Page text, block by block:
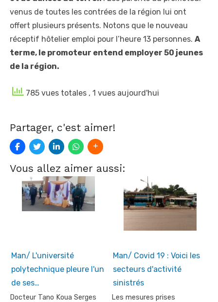
venus de toutes les contrées de la région lui ont
offert plusieurs présents. Notons que le nouveau
réceptif hôtelier emploi pour l’heure 13 personnes. A
terme, le promoteur entend employer 50 jeunes
de la région.
785 vues totales , 1 vues aujourd'hui
Partager, c'est aimer!
Vous allez aimer aussi:
Man/ L'université
polytechnique pleure l'un
de ses…
Docteur Tano Koua Serges
Man/ Covid 19 : Voici les
secteurs d'activité
sinistrés
Les mesures prises